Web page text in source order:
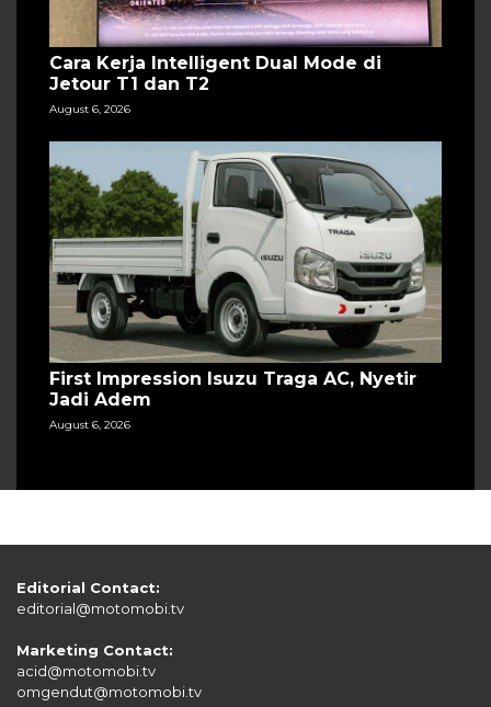
Cara Kerja Intelligent Dual Mode di
Jetour T1 dan T2
August 6, 2026
First Impression Isuzu Traga AC, Nyetir
Jadi Adem
August 6, 2026
Editorial Contact:
editorial@motomobi.tv
Marketing Contact:
acid@motomobi.tv
omgendut@motomobi.tv